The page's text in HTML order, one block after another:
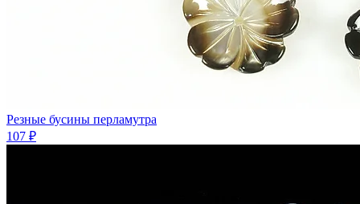
Резные бусины перламутра
107 ₽